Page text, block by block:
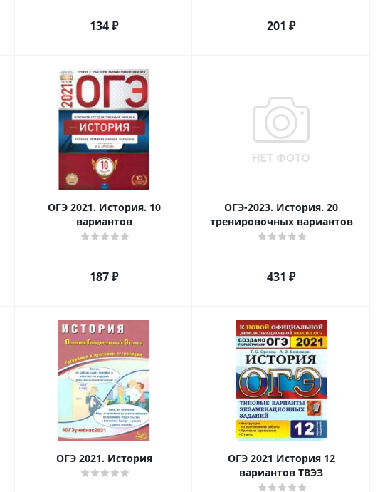
134₽ 201 ₽
ОГЭ 2021. История. 10
вариантов
187₽
ОГЭ-2023. История. 20
тренировочных вариантов
431 ₽
ОГЭ 2021. История
ОГЭ 2021 История 12
вариантов ТВЭЗ